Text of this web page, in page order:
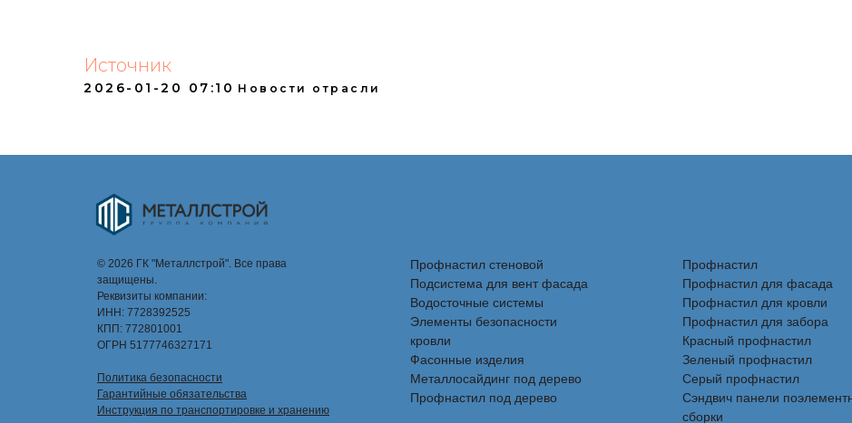
Источник
2026-01-20 07:10 Новости отрасли
© 2026 ГК "Металлстрой". Все права
защищены.
Реквизиты компании:
ИНН: 7728392525
КПП: 772801001
ОГРН 5177746327171
Политика безопасности
Гарантийные обязательства
Инструкция по транспортировке и хранению
Профнастил стеновой
Подсистема для вент фасада
Водосточные системы
Элементы безопасности
кровли
Фасонные изделия
Металлосайдинг под дерево
Профнастил под дерево
Профнастил
Профнастил для фасада
Профнастил для кровли
Профнастил для забора
Красный профнастил
Зеленый профнастил
Серый профнастил
Сэндвич панели
сборки